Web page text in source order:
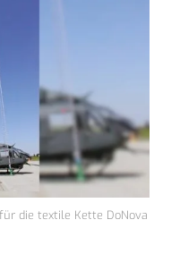
die textile Kette DoNova